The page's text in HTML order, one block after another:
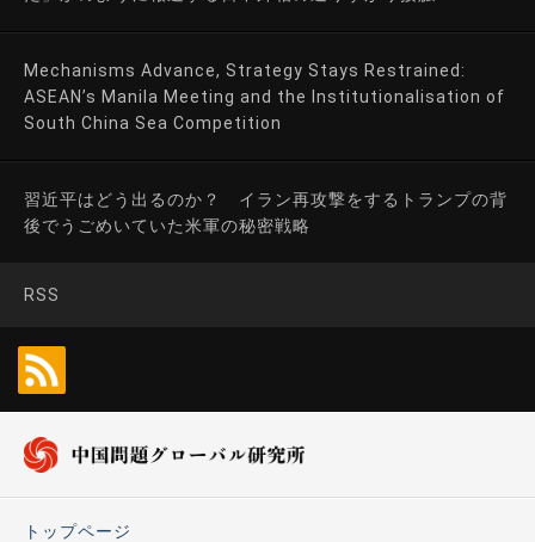
Mechanisms Advance, Strategy Stays Restrained:
ASEAN’s Manila Meeting and the Institutionalisation of
South China Sea Competition
習近平はどう出るのか？ イラン再攻撃をするトランプの背
後でうごめいていた米軍の秘密戦略
RSS
トップページ